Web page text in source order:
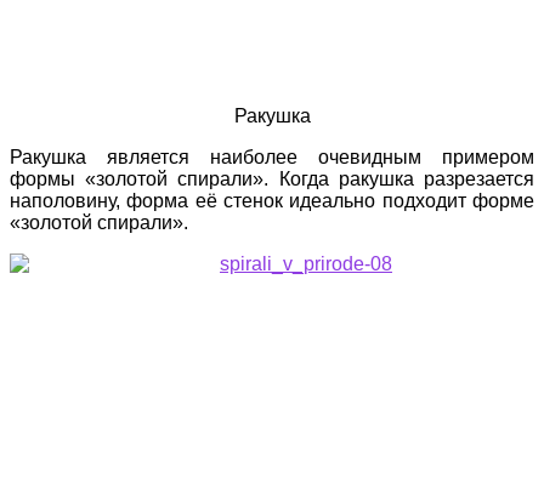
Ракушка
Ракушка является наиболее очевидным примером
формы «золотой спирали». Когда ракушка разрезается
наполовину, форма её стенок идеально подходит форме
«золотой спирали».